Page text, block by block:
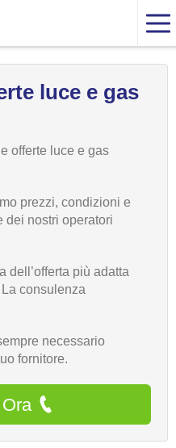
luce e gas
offerte luce e gas
prezzi, condizioni e
dei nostri operatori
dell’offerta più adatta
consulenza
necessario
fornitore.